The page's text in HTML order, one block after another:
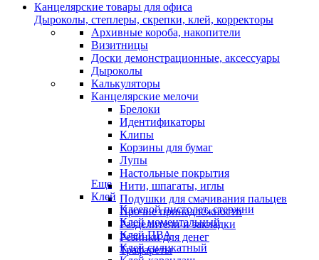
Канцелярские товары для офиса
Дыроколы, степлеры, скрепки, клей, корректоры
Архивные короба, накопители
Визитницы
Доски демонстрационные, аксессуары
Дыроколы
Калькуляторы
Канцелярские мелочи
Брелоки
Идентификаторы
Клипы
Корзины для бумаг
Лупы
Настольные покрытия
Нити, шпагаты, иглы
Подушки для смачивания пальцев
Прочие принадлежности
Разделители и закладки
Резинки для денег
Трафареты
Еще
Клей
Клеевой пистолет, стержни
Клей моментальный
Клей ПВА
Клей силикатный